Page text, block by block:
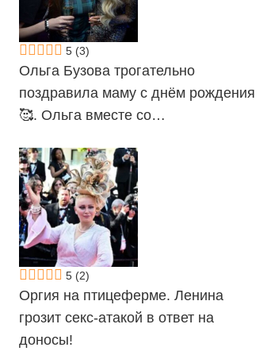
5 (3)
Ольга Бузова трогательно
поздравила маму с днём рождения
🥰. Ольга вместе со…
5 (2)
Оргия на птицеферме. Ленина
грозит секс-атакой в ответ на
доносы!